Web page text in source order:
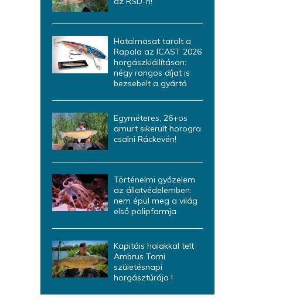
Hatalmasat tarolt a
Rapala az ICAST 2026
horgászkiállításon:
négy rangos díjat is
bezsebelt a gyártó
Egyméteres, 26+os
amurt sikerült horogra
csalni Ráckevén!
Történelmi győzelem
az állatvédelemben:
nem épül meg a világ
első polipfarmja
Kapitáis halakkal telt
Ambrus Tomi
születésnapi
horgásztúrája !